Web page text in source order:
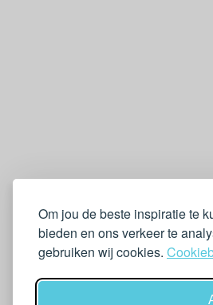
Om jou de beste inspiratie te
bieden en ons verkeer te
gebruiken wij cookies.